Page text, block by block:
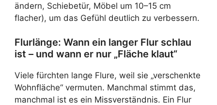
ändern, Schiebetür, Möbel um 10–15 cm
flacher), um das Gefühl deutlich zu verbessern.
Flurlänge: Wann ein langer Flur schlau
ist – und wann er nur „Fläche klaut“
Viele fürchten lange Flure, weil sie „verschenkte
Wohnfläche“ vermuten. Manchmal stimmt das,
manchmal ist es ein Missverständnis. Ein Flur